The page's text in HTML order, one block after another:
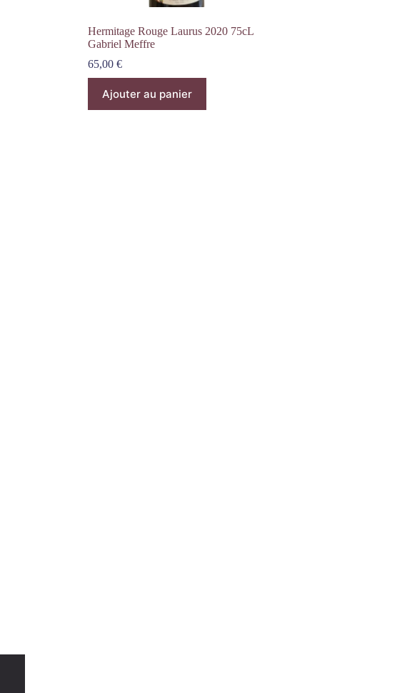
Hermitage Rouge Laurus 2020 75cL
Gabriel Meffre
65,00 €
Ajouter au panier